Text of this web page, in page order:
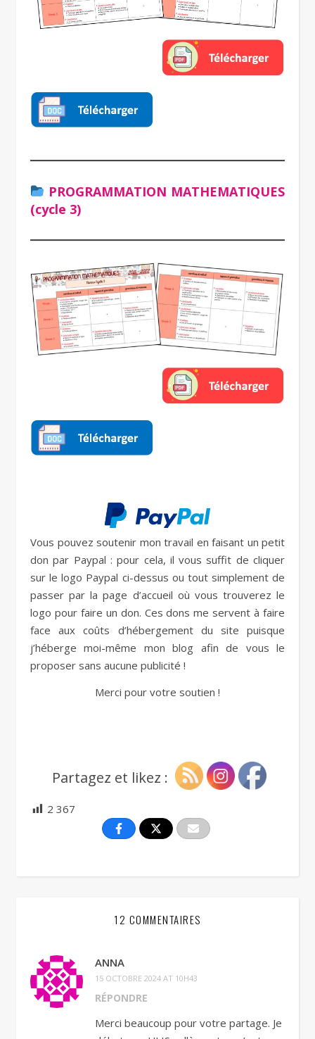
PROGRAMMATION MATHEMATIQUES
(cycle 3)
Vous pouvez soutenir mon travail en faisant un petit
don par Paypal : pour cela, il vous suffit de cliquer
sur le logo Paypal ci-dessus ou tout simplement de
passer par la page d’accueil où vous trouverez le
logo pour faire un don. Ces dons me servent à faire
face aux coûts d’hébergement du site puisque
j’héberge moi-même mon blog afin de vous le
proposer sans aucune publicité !
Merci pour votre soutien !
Partagez et likez :
2 367
12 COMMENTAIRES
ANNA
15 OCTOBRE 2024 AT 10H43
RÉPONDRE
Merci beaucoup pour votre partage. Je